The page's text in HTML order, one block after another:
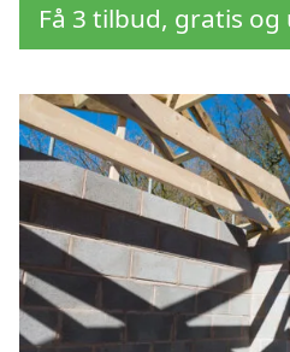
Få 3 tilbud, gratis